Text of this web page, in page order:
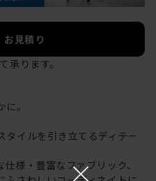
見積り
承ります。
。
タイルを引き立てるディテー
様・豊富なファブリック、
×